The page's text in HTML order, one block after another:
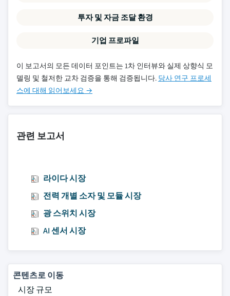
투자 및 자금 조달 환경
기업 프로파일
이 보고서의 모든 데이터 포인트는 1차 인터뷰와 실제 상향식 모
델링 및 철저한 교차 검증을 통해 검증됩니다. 당사 연구 프로세
스에 대해 읽어보세요 →
관련 보고서
라이다 시장
전력 개별 소자 및 모듈 시장
광 스위치 시장
AI 센서 시장
콘텐츠로 이동
시장 규모